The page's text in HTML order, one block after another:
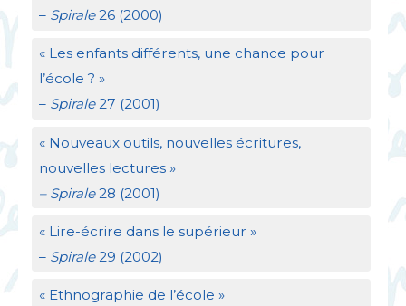
– Spirale26 (2000)
« Les enfants différents, une chance pour
l’école ? »
– Spirale27 (2001)
« Nouveaux outils, nouvelles écritures,
nouvelles lectures »
– Spirale28 (2001)
« Lire-écrire dans le supérieur »
– Spirale29 (2002)
« Ethnographie de l’école »